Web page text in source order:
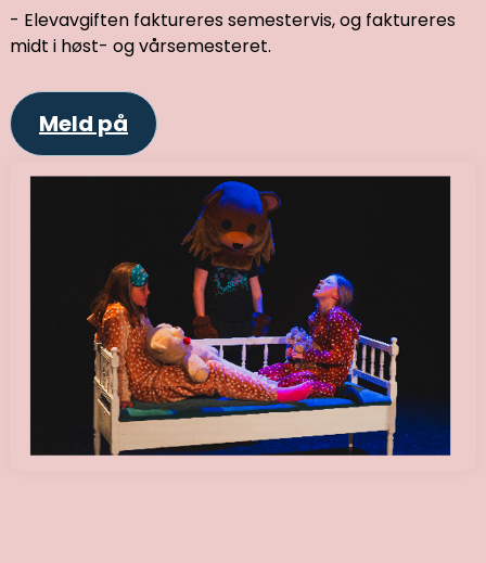
- Elevavgiften faktureres semestervis, og faktureres
midt i høst- og vårsemesteret.
Meld på